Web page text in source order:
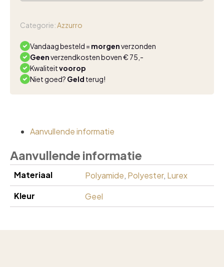
Categorie:Azzurro
Vandaag besteld = morgenverzonden
Geenverzendkosten boven € 75,-
Kwaliteitvoorop
Niet goed? Geld terug!
Aanvullende informatie
Aanvullende informatie
Materiaal Polyamide, Polyester, Lurex
Kleur
Geel